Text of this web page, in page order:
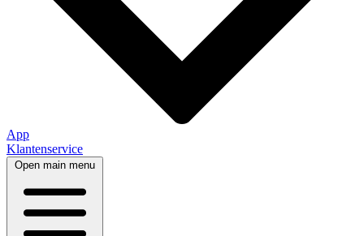
App
Klantenservice
Open main menu